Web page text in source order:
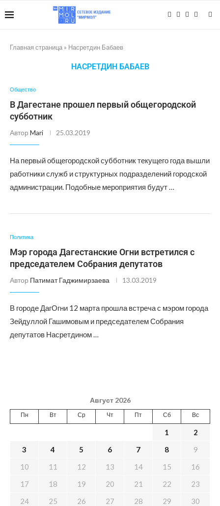
Главная страница » Насретдин Бабаев
НАСРЕТДИН БАБАЕВ
Общество
В Дагестане прошел первый общегородской
субботник
Автор Mari 25.03.2019
На первый общегородской субботник текущего года вышли
работники служб и структурных подразделений городской
администрации. Подобные мероприятия будут …
Политика
Мэр города Дагестанские Огни встретился с
председателем Собрания депутатов
Автор Патимат Гаджимирзаева 13.03.2019
В городе ДагОгни 12 марта прошла встреча с мэром города
Зейдуллой Гашимовым и председателем Собрания
депутатов Насретдином …
Август 2026
Пн Вт Ср Чт Пт Сб Вс
1
2
3
4 5 6 7 8
9
10
11 12 13 14 15
16
17
18 19 20 21 22
23
24
25 26 27 28 29
30